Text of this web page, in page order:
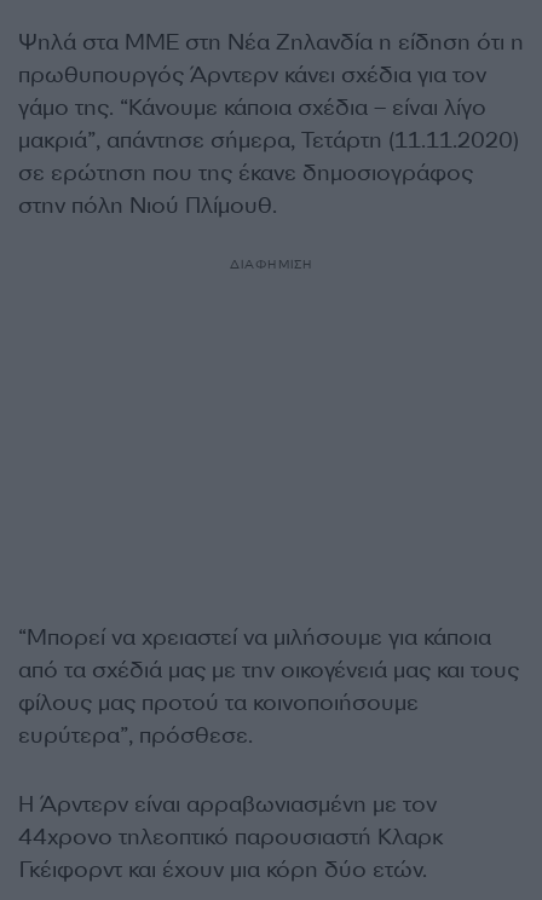
Ψηλά στα ΜΜΕ στη Νέα Ζηλανδία η είδηση ότι η
πρωθυπουργός Άρντερν κάνει σχέδια για τον
γάμο της. “Κάνουμε κάποια σχέδια – είναι λίγο
μακριά”, απάντησε σήμερα, Τετάρτη (11.11.2020)
σε ερώτηση που της έκανε δημοσιογράφος
στην πόλη Νιού Πλίμουθ.
ΔΙΑΦΗΜΙΣΗ
“Μπορεί να χρειαστεί να μιλήσουμε για κάποια
από τα σχέδιά μας με την οικογένειά μας και τους
φίλους μας προτού τα κοινοποιήσουμε
ευρύτερα”, πρόσθεσε.
Η Άρντερν είναι αρραβωνιασμένη με τον
44χρονο τηλεοπτικό παρουσιαστή Κλαρκ
Γκέιφορντ και έχουν μια κόρη δύο ετών.